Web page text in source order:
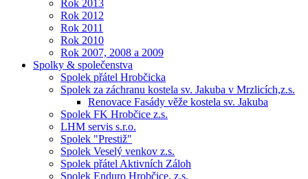
Rok 2013
Rok 2012
Rok 2011
Rok 2010
Rok 2007, 2008 a 2009
Spolky & společenstva
Spolek přátel Hrobčicka
Spolek za záchranu kostela sv. Jakuba v Mrzlicích,z.s.
Renovace Fasády věže kostela sv. Jakuba
Spolek FK Hrobčice z.s.
LHM servis s.r.o.
Spolek "Prestiž"
Spolek Veselý venkov z.s.
Spolek přátel Aktivních Záloh
Spolek Enduro Hrobčice, z.s.